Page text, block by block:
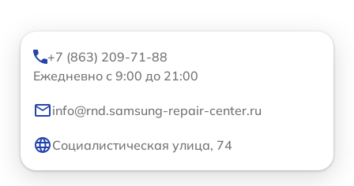
+7 (863) 209-71-88
Ежедневно с 9:00 до 21:00
info@rnd.samsung-repair-center.ru
Социалистическая улица, 74